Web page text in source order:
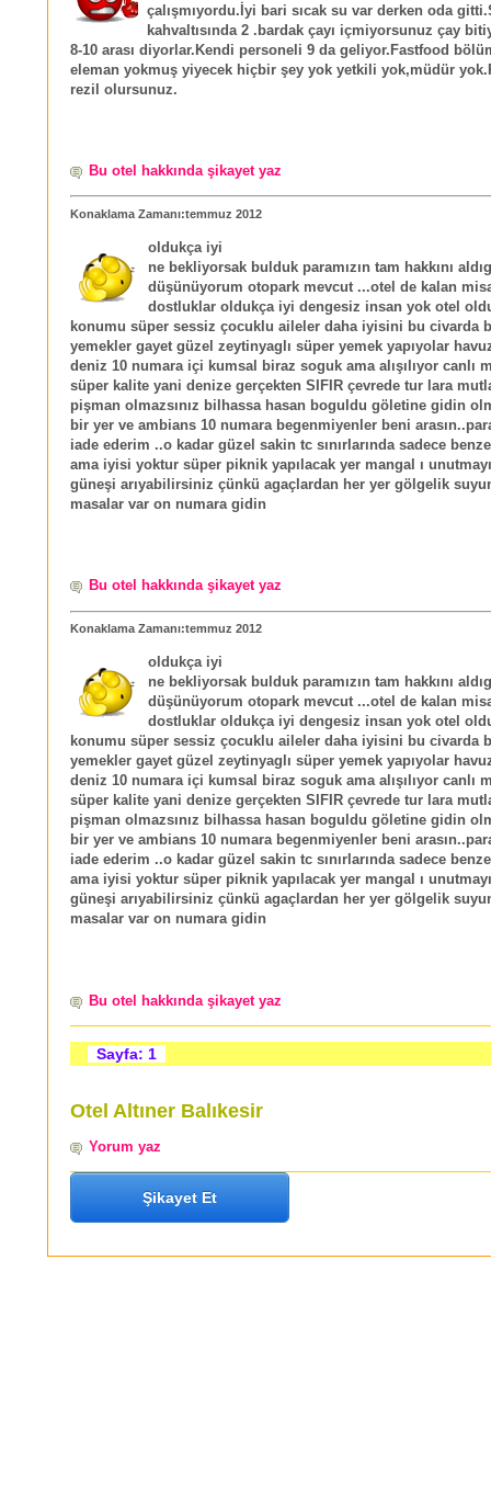
çalışmıyordu.İyi bari sıcak su var derken oda
kahvaltısında 2 .bardak çayı içmiyorsunuz çay
8-10 arası diyorlar.Kendi personeli 9 da geliyor.Fastfood
eleman yokmuş yiyecek hiçbir şey yok yetkili yok,müdür
rezil olursunuz.
Bu otel hakkında şikayet yaz
Konaklama Zamanı:temmuz 2012
oldukça iyi
ne bekliyorsak bulduk paramızın tam hakkını
düşünüyorum otopark mevcut ...otel de kalan
dostluklar oldukça iyi dengesiz insan yok otel
konumu süper sessiz çocuklu aileler daha iyisini bu civarda
yemekler gayet güzel zeytinyaglı süper yemek yapıyolar
deniz 10 numara içi kumsal biraz soguk ama alışılıyor canlı
süper kalite yani denize gerçekten SIFIR çevrede tur lara
pişman olmazsınız bilhassa hasan boguldu göletine gidin
bir yer ve ambians 10 numara begenmiyenler beni
iade ederim ..o kadar güzel sakin tc sınırlarında sadece
ama iyisi yoktur süper piknik yapılacak yer mangal ı
güneşi arıyabilirsiniz çünkü agaçlardan her yer gölgelik
masalar var on numara gidin
Bu otel hakkında şikayet yaz
Konaklama Zamanı:temmuz 2012
oldukça iyi
ne bekliyorsak bulduk paramızın tam hakkını
düşünüyorum otopark mevcut ...otel de kalan
dostluklar oldukça iyi dengesiz insan yok otel
konumu süper sessiz çocuklu aileler daha iyisini bu civarda
yemekler gayet güzel zeytinyaglı süper yemek yapıyolar
deniz 10 numara içi kumsal biraz soguk ama alışılıyor canlı
süper kalite yani denize gerçekten SIFIR çevrede tur lara
pişman olmazsınız bilhassa hasan boguldu göletine gidin
bir yer ve ambians 10 numara begenmiyenler beni
iade ederim ..o kadar güzel sakin tc sınırlarında sadece
ama iyisi yoktur süper piknik yapılacak yer mangal ı
güneşi arıyabilirsiniz çünkü agaçlardan her yer gölgelik
masalar var on numara gidin
Bu otel hakkında şikayet yaz
Sayfa: 1
Otel Altıner Balıkesir
Yorum yaz
Şikayet Et